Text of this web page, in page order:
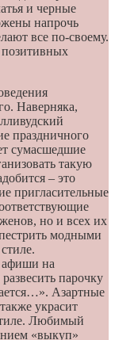
и черные
напрочь
все по-своему.
позитивных
Наверняка,
праздничного
сумасшедшие
такую
– это
пригласительные
но и всех их
модными
афиши на
парочку
Азартные
украсит
Любимый
«выкуп»